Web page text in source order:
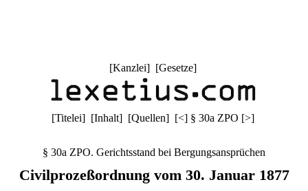
[Kanzlei] [Gesetze]
[Titelei] [Inhalt] [Quellen] [<] § 30a ZPO [>]
§ 30a ZPO. Gerichtsstand bei Bergungsansprüchen
Civilprozeßordnung vom 30. Januar 1877